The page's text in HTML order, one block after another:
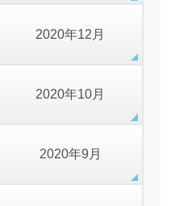
2020年12月
2020年10月
2020年9月